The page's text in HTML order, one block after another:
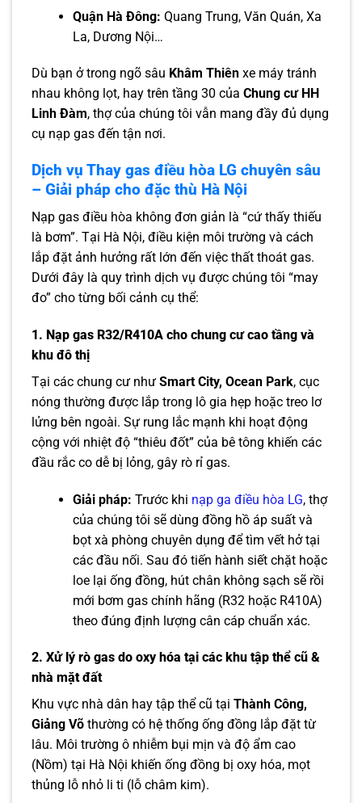
Quận Hà Đông: Quang Trung, Văn Quán, Xa
La, Dương Nội…
Dù bạn ở trong ngõ sâu Khâm Thiên xe máy tránh
nhau không lọt, hay trên tầng 30 của Chung cư HH
Linh Đàm, thợ của chúng tôi vẫn mang đầy đủ dụng
cụ nạp gas đến tận nơi.
Dịch vụ Thay gas điều hòa LG chuyên sâu
– Giải pháp cho đặc thù Hà Nội
Nạp gas điều hòa không đơn giản là “cứ thấy thiếu
là bơm”. Tại Hà Nội, điều kiện môi trường và cách
lắp đặt ảnh hưởng rất lớn đến việc thất thoát gas.
Dưới đây là quy trình dịch vụ được chúng tôi “may
đo” cho từng bối cảnh cụ thể:
1. Nạp gas R32/R410A cho chung cư cao tầng và
khu đô thị
Tại các chung cư như Smart City, Ocean Park, cục
nóng thường được lắp trong lô gia hẹp hoặc treo lơ
lửng bên ngoài. Sự rung lắc mạnh khi hoạt động
cộng với nhiệt độ “thiêu đốt” của bê tông khiến các
đầu rắc co dễ bị lỏng, gây rò rỉ gas.
Giải pháp: Trước khi nạp ga điều hòa LG, thợ
của chúng tôi sẽ dùng đồng hồ áp suất và
bọt xà phòng chuyên dụng để tìm vết hở tại
các đầu nối. Sau đó tiến hành siết chặt hoặc
loe lại ống đồng, hút chân không sạch sẽ rồi
mới bơm gas chính hãng (R32 hoặc R410A)
theo đúng định lượng cân cáp chuẩn xác.
2. Xử lý rò gas do oxy hóa tại các khu tập thể cũ &
nhà mặt đất
Khu vực nhà dân hay tập thể cũ tại Thành Công,
Giảng Võ thường có hệ thống ống đồng lắp đặt từ
lâu. Môi trường ô nhiễm bụi mịn và độ ẩm cao
(Nồm) tại Hà Nội khiến ống đồng bị oxy hóa, mọt
thủng lỗ nhỏ li ti (lỗ châm kim).